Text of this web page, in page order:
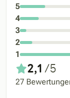
5
4
3
2
1
2,1 /5
27